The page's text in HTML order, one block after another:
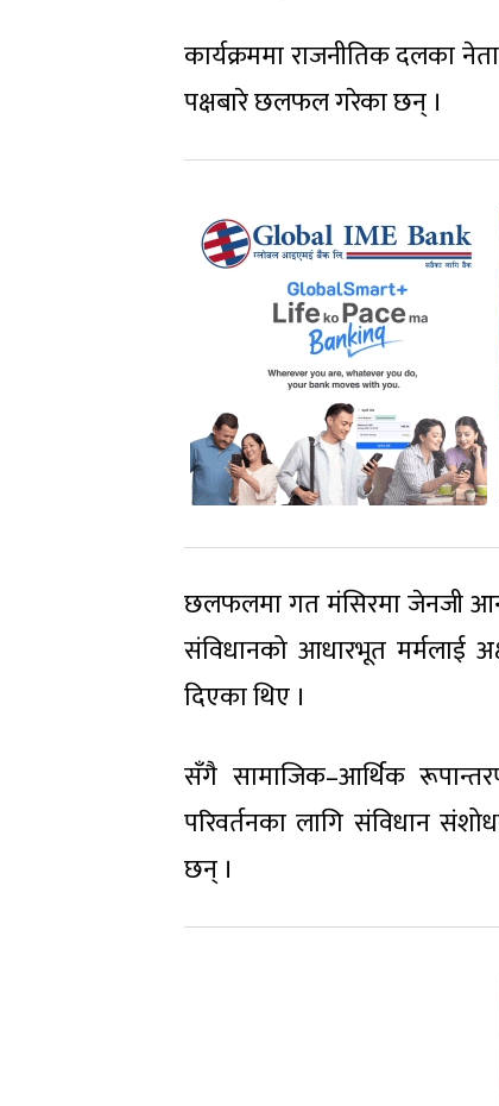
कार्यक्रममा राजनीतिक दलका
पक्षबारे छलफल गरेका छन् ।
छलफलमा गत मंसिरमा जेनजी
संविधानको आधारभूत मर्मलाई
दिएका थिए ।
सँगै सामाजिक–आर्थिक
परिवर्तनका लागि संविधान
छन् ।